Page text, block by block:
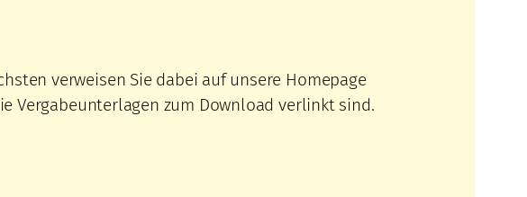
verweisen Sie dabei auf unsere Homepage
Vergabeunterlagen zum Download verlinkt sind.